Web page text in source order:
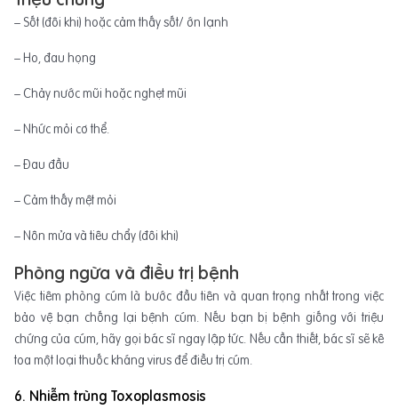
– Sốt (đôi khi) hoặc cảm thấy sốt/ ớn lạnh
– Ho, đau họng
– Chảy nước mũi hoặc nghẹt mũi
– Nhức mỏi cơ thể.
– Đau đầu
– Cảm thấy mệt mỏi
– Nôn mửa và tiêu chẩy (đôi khi)
Phòng ngừa và điều trị bệnh
Việc tiêm phòng cúm là bước đầu tiên và quan trọng nhất trong việc
bảo vệ bạn chống lại bệnh cúm. Nếu bạn bị bệnh giống với triệu
chứng của cúm, hãy gọi bác sĩ ngay lập tức. Nếu cần thiết, bác sĩ sẽ kê
toa một loại thuốc kháng virus để điều trị cúm.
6. Nhiễm trùng Toxoplasmosis